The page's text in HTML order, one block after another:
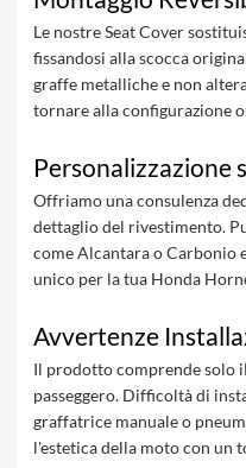
Le nostre Seat Cover
fissandosi alla scocca
graffe metalliche e non
tornare alla configurazione
Personalizzazione
Offriamo una consulenza
dettaglio del rivestimento.
come Alcantara o Carbonio
unico per la tua Honda
Avvertenze
Il prodotto comprende solo
passeggero. Difficoltà di
graffatrice manuale o
l'estetica della moto con un